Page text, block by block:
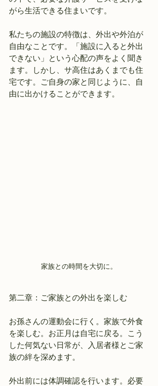
がら生活できる住まいです。
私たちの施設の特徴は、外出や外泊が
自由なことです。「施設に入ると外出
できない」という心配の声をよく聞き
ます。しかし、サ高住はあくまでも住
宅です。ご自身の家と同じように、自
由に出かけることができます。
家族との時間を大切に。
第二章：ご家族との外出を楽しむ
お孫さんの運動会に行く。家族で外食
を楽しむ。お正月は自宅に戻る。こう
した何気ない日常が、入居者様とご家
族の絆を深めます。
外出前には体調確認を行います。必要